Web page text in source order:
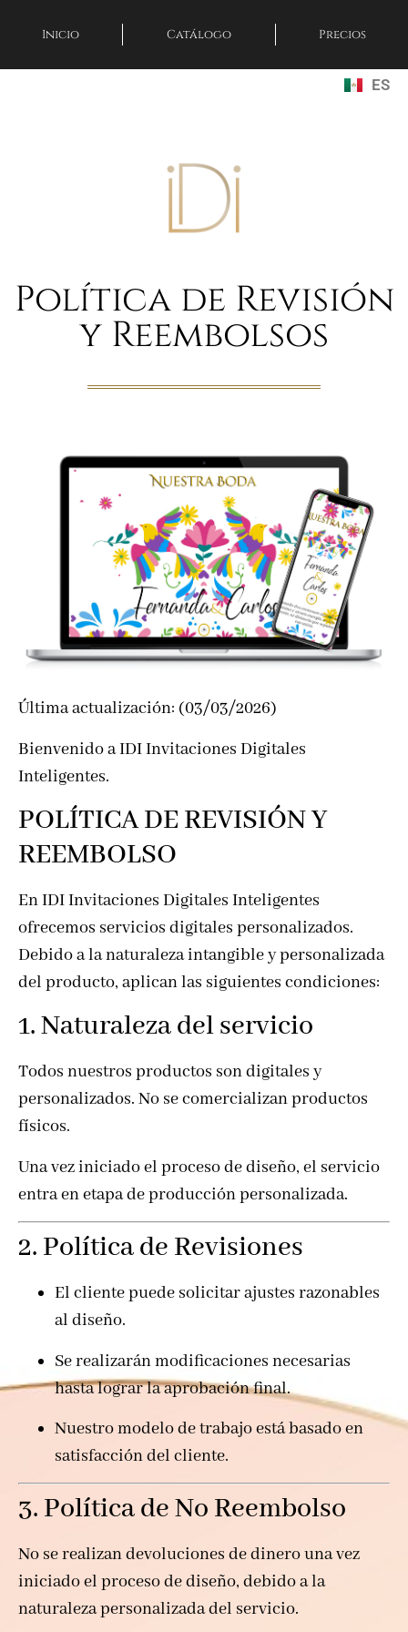
Inicio Catálogo Precios
ES
EN
Política de Revisión
y Reembolsos
Última actualización: (03/03/2026)
Bienvenido a IDI Invitaciones Digitales
Inteligentes.
POLÍTICA DE REVISIÓN Y
REEMBOLSO
En IDI Invitaciones Digitales Inteligentes
ofrecemos servicios digitales personalizados.
Debido a la naturaleza intangible y personalizada
del producto, aplican las siguientes condiciones:
1. Naturaleza del servicio
Todos nuestros productos son digitales y
personalizados. No se comercializan productos
físicos.
Una vez iniciado el proceso de diseño, el servicio
entra en etapa de producción personalizada.
2. Política de Revisiones
El cliente puede solicitar ajustes razonables
al diseño.
Se realizarán modificaciones necesarias
hasta lograr la aprobación final.
Nuestro modelo de trabajo está basado en
satisfacción del cliente.
3. Política de No Reembolso
No se realizan devoluciones de dinero una vez
iniciado el proceso de diseño, debido a la
naturaleza personalizada del servicio.